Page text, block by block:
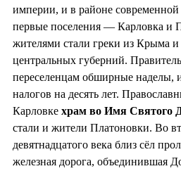
империи, и в районе
первые поселения — Карловка и
жителями стали греки из Крыма и
центральных губерний.
переселенцам обширные наделы,
налогов на десять лет.
Карловке храм во Имя Святого
стали и жители Платоновки. Во
девятнадцатого века близ сёл
железная дорога, объединившая